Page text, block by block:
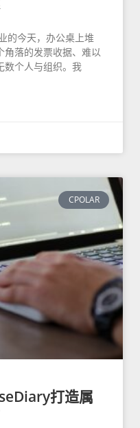
的今天，办公桌上堆
角落的发票收据、难以
数个人与组织。我
CPOLAR
打造属